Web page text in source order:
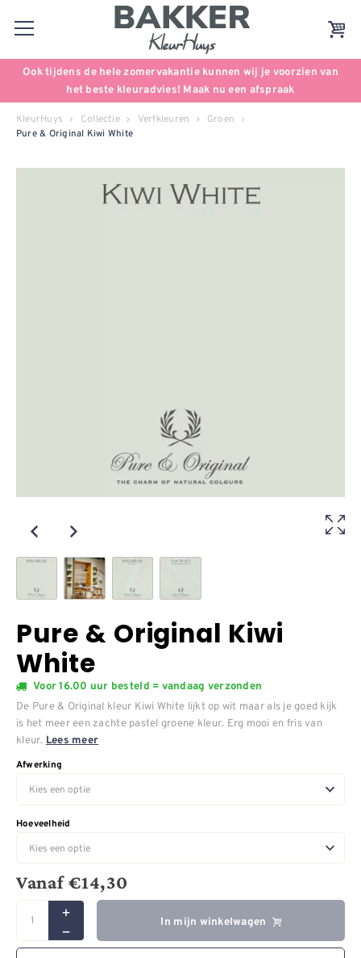
Ook tijdens de hele zomervakantie kunnen wij je voorzien van
het beste kleuradvies! Maak nu een afspraak
KleurHuys Collectie Verfkleuren Groen
Pure & Original Kiwi White
Pure & Original Kiwi
White
Voor 16.00 uur besteld = vandaag verzonden
De Pure & Original kleur Kiwi White lijkt op wit maar als je goed kijk
is het meer een zachte pastel groene kleur. Erg mooi en fris van
kleur. Lees meer
Afwerking
Hoeveelheid
Vanaf€14,30
In mijn winkelwagen